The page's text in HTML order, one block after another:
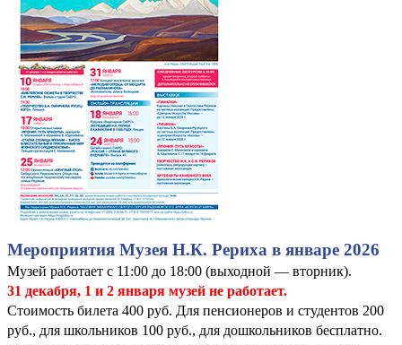
Мероприятия Музея Н.К. Рериха в январе 2026
Музей работает с 11:00 до 18:00 (выходной — вторник).
31 декабря, 1 и 2 января музей не работает.
Стоимость билета 400 руб. Для пенсионеров и студентов 200
руб., для школьников 100 руб., для дошкольников бесплатно.